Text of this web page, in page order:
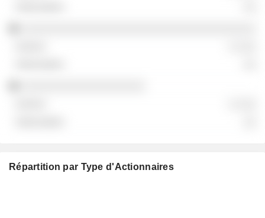
Répartition par Type d'Actionnaires